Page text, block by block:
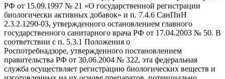
РФ от 15.09.1997 № 21 «О государственной регистрации
биологически активных добавок» и п. 7.4.6 СанПиН
2.3.2.1290-03, утвержденного остановлением главного
государственного санитарного врача РФ от 17.04.2003 № 50. В
соответствии с п. 5.3.1 Положения о
Роспотребнадзоре, утвержденного постановлением
правительства РФ от 30.06.2004 № 322, эта федеральная
служба осуществляет регистрацию биологических веществ и